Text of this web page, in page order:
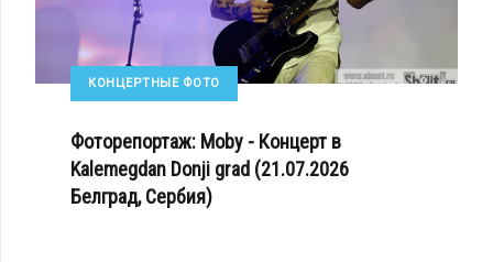
КОНЦЕРТНЫЕ ФОТО
Фоторепортаж: Moby - Концерт в
Kalemegdan Donji grad (21.07.2026
Белград, Сербия)